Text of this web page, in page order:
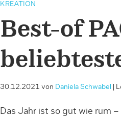
KREATION
Best-of
30.12.2021 von Daniela Schwabel
Das Jahr ist so gut wie rum